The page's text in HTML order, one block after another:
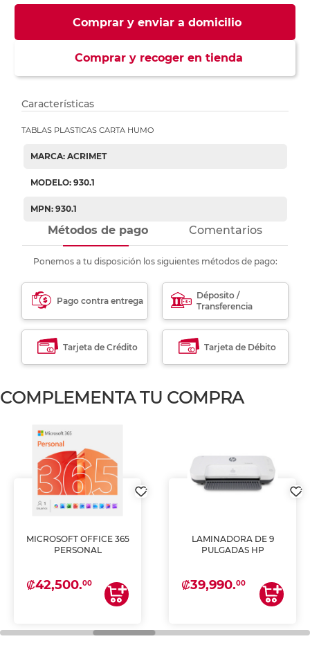
Comprar y enviar a domicilio
Comprar y recoger en tienda
Características
TABLAS PLASTICAS CARTA HUMO
MARCA: ACRIMET
MODELO: 930.1
MPN: 930.1
Métodos de pago Comentarios
Ponemos a tu disposición los siguientes métodos de pago:
Pago contra entrega
Déposito /
Transferencia
Tarjeta de Crédito Tarjeta de Débito
COMPLEMENTA TU COMPRA
MICROSOFT OFFICE 365
PERSONAL
₡42,500.00
LAMINADORA DE 9
PULGADAS HP
₡39,990.00